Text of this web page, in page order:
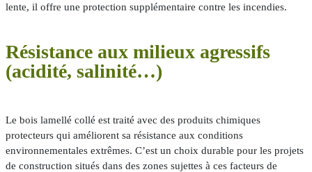
lente, il offre une protection supplémentaire contre les incendies.
Résistance aux milieux agressifs
(acidité, salinité…)
Le bois lamellé collé est traité avec des produits chimiques
protecteurs qui améliorent sa résistance aux conditions
environnementales extrêmes. C’est un choix durable pour les projets
de construction situés dans des zones sujettes à ces facteurs de